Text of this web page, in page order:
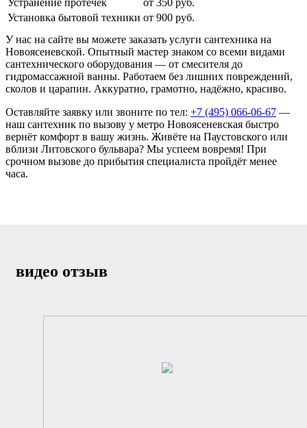
Устранение протечек
от 350 руб.
Установка бытовой техники от 900 руб.
У нас на сайте вы можете заказать услуги сантехника на
Новоясеневской. Опытный мастер знаком со всеми видами
сантехнического оборудования — от смесителя до
гидромассажной ванны. Работаем без лишних повреждений,
сколов и царапин. Аккуратно, грамотно, надёжно, красиво.
Оставляйте заявку или звоните по тел: +7 (495) 066-06-67 —
наш сантехник по вызову у метро Новоясеневская быстро
вернёт комфорт в вашу жизнь. Живёте на Паустовского или
вблизи Литовского бульвара? Мы успеем вовремя! При
срочном вызове до прибытия специалиста пройдёт менее
часа.
видео отзыв